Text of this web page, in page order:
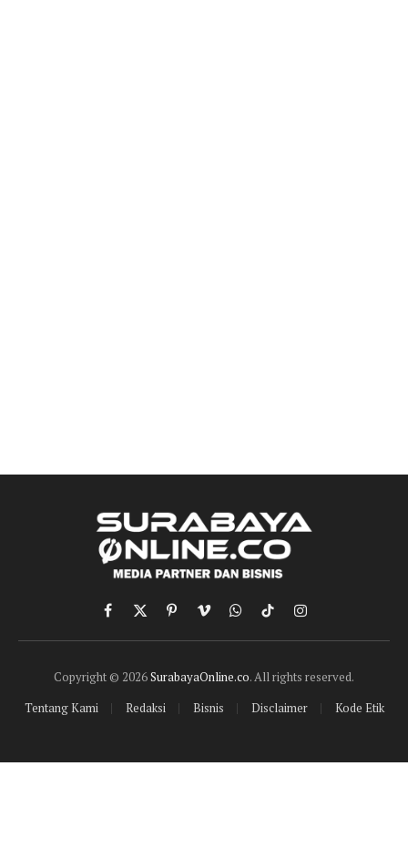
Facebook
X
(Twitter)
PinterestVimeoWhatsApp
TikTokInstagram
Copyright © 2026SurabayaOnline.co. All rights reserved.
Tentang Kami
Redaksi Bisnis Disclaimer Kode Etik